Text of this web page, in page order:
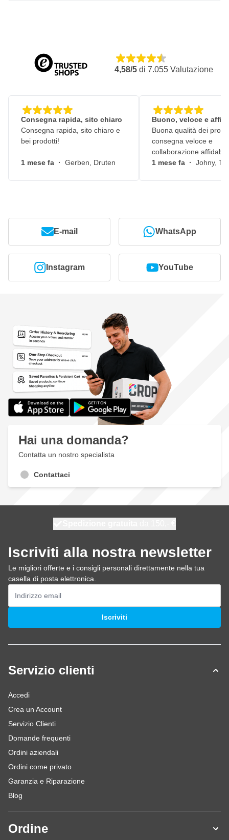
4,58/5 di 7.055 Valutazione
Consegna rapida, sito chiaro
Consegna rapida, sito chiaro e
bei prodotti!
1 mese fa · Gerben, Druten
Buono, veloce e
Buona qualità dei
consegna veloce e
collaborazione
1 mese fa · Johny,
E-mail WhatsApp
Instagram YouTube
Hai una domanda?
Contatta un nostro specialista
Contattaci
Iscriviti alla nostra newsletter
Le migliori offerte e i consigli personali direttamente nella tua
casella di posta elettronica.
Indirizzo email
Iscriviti
Servizio clienti
Accedi
Crea un Account
Servizio Clienti
Domande frequenti
Ordini aziendali
Ordini come privato
Garanzia e Riparazione
Blog
Ordine